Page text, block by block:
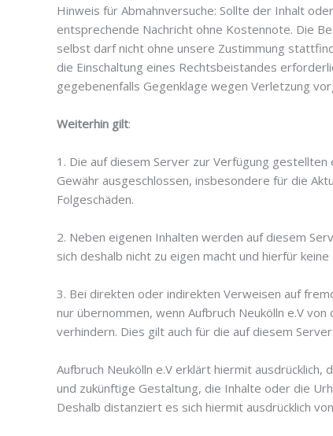
Hinweis für Abmahnversuche: Sollte der Inhalt
entsprechende Nachricht ohne Kostennote. Die
selbst darf nicht ohne unsere Zustimmung
die Einschaltung eines Rechtsbeistandes
gegebenenfalls Gegenklage wegen Verletzung
Weiterhin gilt:
1. Die auf diesem Server zur Verfügung
Gewähr ausgeschlossen, insbesondere für die
Folgeschäden.
2. Neben eigenen Inhalten werden auf diesem
sich deshalb nicht zu eigen macht und hierfür
3. Bei direkten oder indirekten Verweisen auf
nur übernommen, wenn Aufbruch Neukölln e.V
verhindern. Dies gilt auch für die auf diesem
Aufbruch Neukölln e.V erklärt hiermit
und zukünftige Gestaltung, die Inhalte oder die
Deshalb distanziert es sich hiermit ausdrücklich